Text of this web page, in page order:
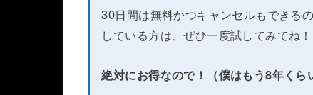
30日間は無料かつキャンセルもできる
している方は、ぜひ一度試してみてね！
絶対にお得なので！（僕はもう8年くら